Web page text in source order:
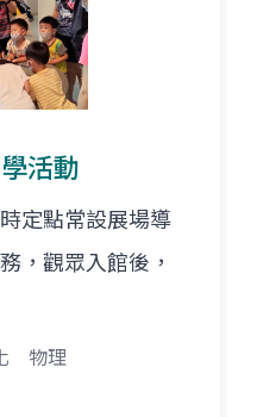
活動
定點常設展場導
，觀眾入館後，
物理